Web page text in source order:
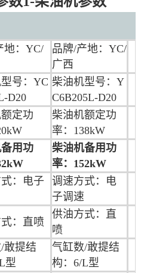
地：YC/
品牌/产地： YC/
广西
号：YC
D20
柴油机型号：Y
C6B205L-D20
定功
柴油机额定功
率：138kW
用功
柴油机备用功
率：152kW
：电子
调速方式：电
子调速
：直喷
供油方式：直
喷
敢提结
型
气缸数/敢提结
构：6/L型